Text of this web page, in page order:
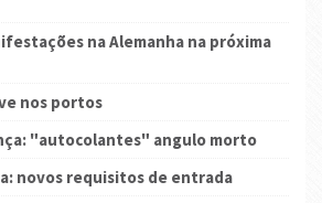
na Alemanha na próxima
nos portos
"autocolantes" angulo morto
novos requisitos de entrada